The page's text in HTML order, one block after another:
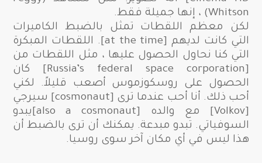
Whitson) ، إنها جميلة فقط.
لكن معظم اللقطات تمثل بالضبط الكاميرات
التي كانت لديهم [at the time]. اللقطات المبكرة
التي كنا نحاول الحصول عليها ، مثل اللقطات من
[Russia’s federal space corporation] كان
الحصول على روسكوزموس أصعب قليلاً. لكني
أحب ذلك. أنا أحب عندما ترى [cosmonaut] سيرجي
[Volkov] مع والده [also a cosmonaut]يبدو
السوفياتي. تبدو مبدعة. يمكنك أن ترى بالضبط أن
هذا ليس في أي مكان آخر سوى روسيا.